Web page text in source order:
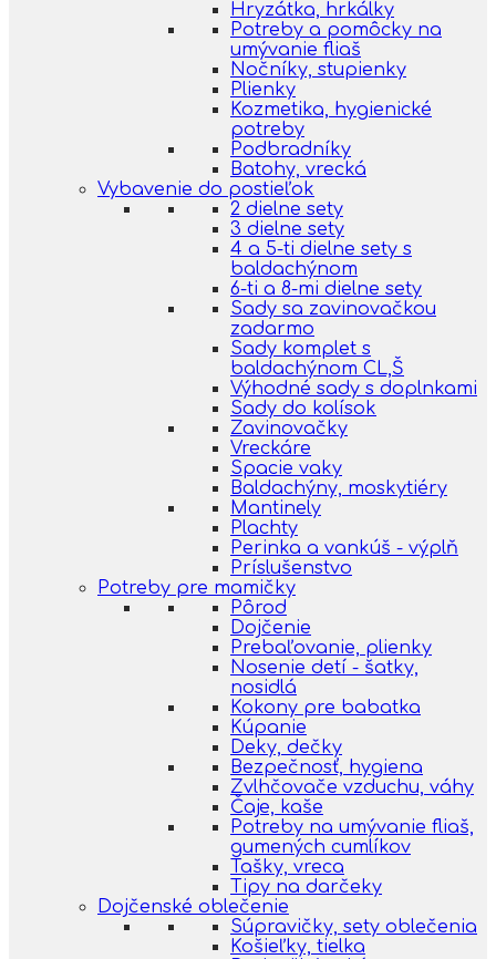
Hryzátka, hrkálky
Potreby a pomôcky na
umývanie fliaš
Nočníky, stupienky
Plienky
Kozmetika, hygienické
potreby
Podbradníky
Batohy, vrecká
Vybavenie do postieľok
2 dielne sety
3 dielne sety
4 a 5-ti dielne sety s
baldachýnom
6-ti a 8-mi dielne sety
Sady sa zavinovačkou
zadarmo
Sady komplet s
baldachýnom CL,Š
Výhodné sady s doplnkami
Sady do kolísok
Zavinovačky
Vreckáre
Spacie vaky
Baldachýny, moskytiéry
Mantinely
Plachty
Perinka a vankúš - výplň
Príslušenstvo
Potreby pre mamičky
Pôrod
Dojčenie
Prebaľovanie, plienky
Nosenie detí - šatky,
nosidlá
Kokony pre babatka
Kúpanie
Deky, dečky
Bezpečnosť, hygiena
Zvlhčovače vzduchu, váhy
Čaje, kaše
Potreby na umývanie fliaš,
gumených cumlíkov
Tašky, vreca
Tipy na darčeky
Dojčenské oblečenie
Súpravičky, sety oblečenia
Košieľky, tielka